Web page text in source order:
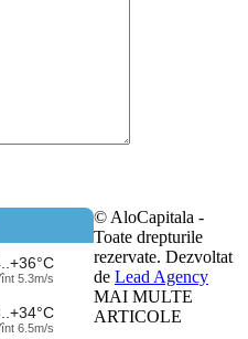
5.3m/s
6.5m/s
© AloCapitala -
Toate drepturile
rezervate. Dezvoltat
de Lead Agency
MAI MULTE
ARTICOLE